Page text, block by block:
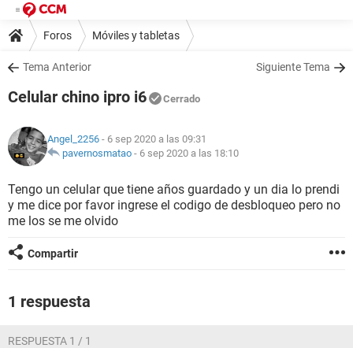
Foros Móviles y tabletas
Tema Anterior Siguiente Tema
Celular chino ipro i6 Cerrado
Angel_2256 - 6 sep 2020 a las 09:31
pavernosmatao - 6 sep 2020 a las 18:10
Tengo un celular que tiene años guardado y un dia lo prendi
y me dice por favor ingrese el codigo de desbloqueo pero no
me los se me olvido
Compartir
1 respuesta
RESPUESTA 1 / 1